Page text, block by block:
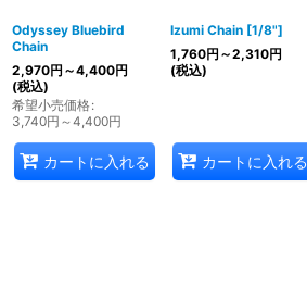
Odyssey Bluebird
Chain
2,970円 ～4,400円
(税込)
希望小売価格:
3,740円 ～4,400円
カートに入れる
Izumi Chain [1/8"]
1,760円 ～2,310円
(税込)
カートに入れる